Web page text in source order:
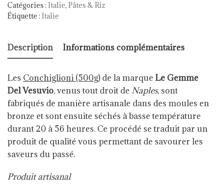
Catégories : Italie, Pâtes & Riz
Étiquette : Italie
Description Informations complémentaires
Les Conchiglioni (500g) de la marque Le Gemme
Del Vesuvio,venus tout droit de Naples, sont
fabriqués de manière artisanale dans des moules en
bronze et sont ensuite séchés à basse température
durant 20 à 56 heures. Ce procédé se traduit par un
produit de qualité vous permettant de savourer les
saveurs du passé.
Produit artisanal